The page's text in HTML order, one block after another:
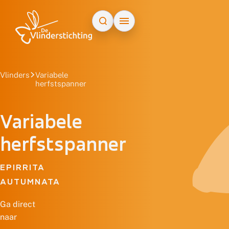
Vlinders
Variabele
herfstspanner
Variabele
herfstspanner
EPIRRITA
AUTUMNATA
Ga direct
naar